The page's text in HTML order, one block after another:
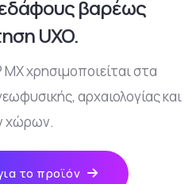
βαρέως
UXO.
χρησιμοποιείται στα
αρχαιολογίας και
χώρων.
το προϊόν